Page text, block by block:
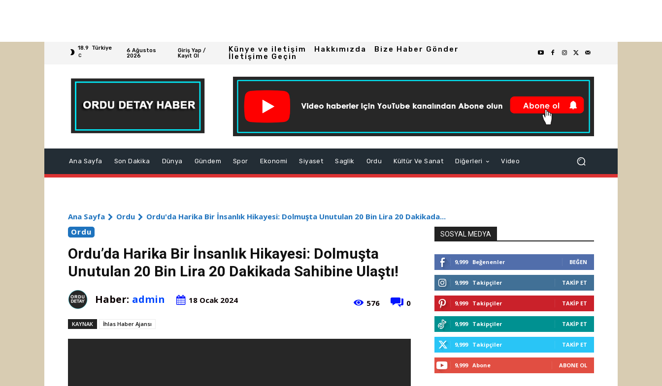
18.9
C
Türkiye
6 Ağustos
2026
Giriş Yap /
Kayıt Ol
Künye ve iletişim Hakkımızda
Bize Haber Gönder
İletişime Geçin
Ana Sayfa Son Dakika Dünya Gündem Spor Ekonomi Siyaset Saglik Ordu Kültür Ve Sanat Diğerleri Video
Ana Sayfa Ordu
Ordu'da Harika Bir İnsanlık Hikayesi: Dolmuşta Unutulan 20 Bin Lira 20 Dakikada...
Ordu
Ordu’da Harika Bir İnsanlık Hikayesi: Dolmuşta
Unutulan 20 Bin Lira 20 Dakikada Sahibine Ulaştı!
Haber: admin 18 Ocak 2024 0
576
KAYNAK İhlas Haber Ajansı
SOSYAL MEDYA
9,999 Beğenenler BEĞEN
9,999 Takipçiler TAKIP ET
9,999 Takipçiler TAKIP ET
9,999 Takipçiler TAKIP ET
9,999 Takipçiler TAKIP ET
9,999 Abone ABONE OL